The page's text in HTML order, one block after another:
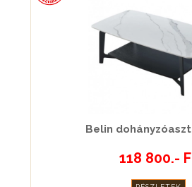
Belin
118 800.-